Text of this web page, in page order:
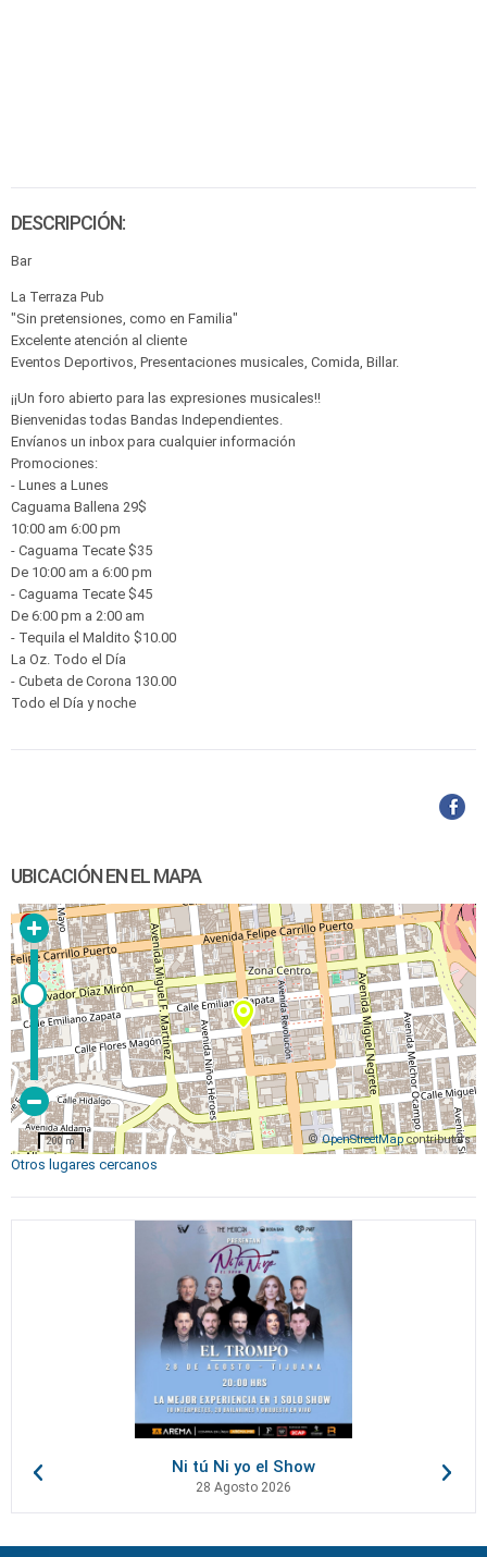
DESCRIPCIÓN:
Bar
La Terraza Pub
"Sin pretensiones, como en Familia"
Excelente atención al cliente
Eventos Deportivos, Presentaciones musicales, Comida, Billar.
¡¡Un foro abierto para las expresiones musicales!!
Bienvenidas todas Bandas Independientes.
Envíanos un inbox para cualquier información
Promociones:
- Lunes a Lunes
Caguama Ballena 29$
10:00 am 6:00 pm
- Caguama Tecate $35
De 10:00 am a 6:00 pm
- Caguama Tecate $45
De 6:00 pm a 2:00 am
- Tequila el Maldito $10.00
La Oz. Todo el Día
- Cubeta de Corona 130.00
Todo el Día y noche
UBICACIÓN EN EL MAPA
©OpenStreetMap contributors
200 m
Otros lugares cercanos
Ni tú Ni yo el Show
28 Agosto 2026